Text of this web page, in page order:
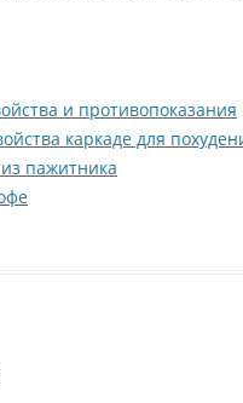
и противопоказания
каркаде для
пажитника